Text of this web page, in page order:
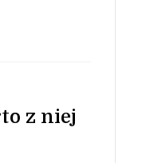
z niej